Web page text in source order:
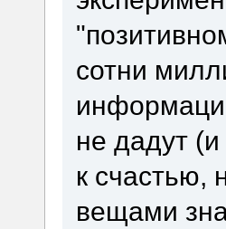
сотни
не дадут
к счастью,
вещами